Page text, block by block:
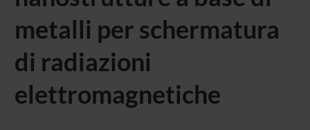
metalli per schermatura
di radiazioni
elettromagnetiche